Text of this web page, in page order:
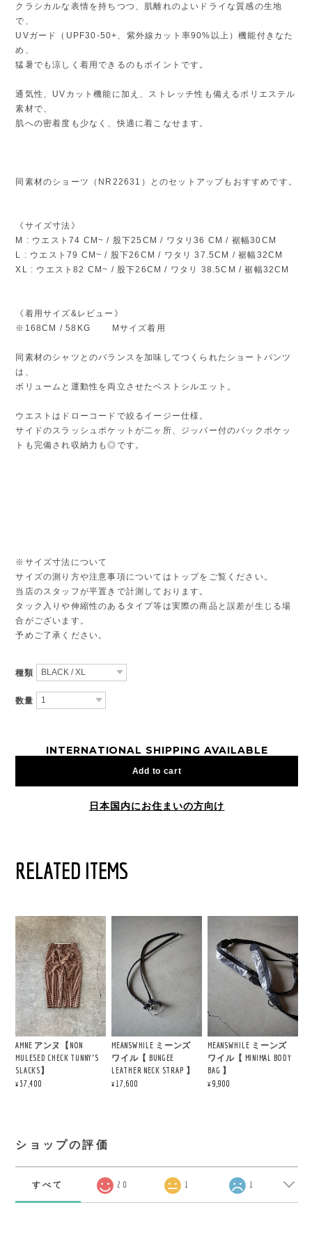
クラシカルな表情を持ちつつ、肌離れのよいドライな質感の生地
で、
UVガード（UPF30-50+、紫外線カット率90%以上）機能付きなた
め、
猛暑でも涼しく着用できるのもポイントです。
通気性、UVカット機能に加え、ストレッチ性も備えるポリエステル
素材で、
肌への密着度も少なく、快適に着こなせます。
同素材のショーツ（NR22631）とのセットアップもおすすめです。
《サイズ寸法》
M : ウエスト74 CM~ / 股下25CM / ワタリ36 CM / 裾幅30CM
L : ウエスト79 CM~ / 股下26CM / ワタリ 37.5CM / 裾幅32CM
XL : ウエスト82 CM~ / 股下26CM / ワタリ 38.5CM / 裾幅32CM
《着用サイズ&レビュー》
※168CM / 58KG Mサイズ着用
同素材のシャツとのバランスを加味してつくられたショートパンツ
は、
ボリュームと運動性を両立させたベストシルエット。
ウエストはドローコードで絞るイージー仕様。
サイドのスラッシュポケットが二ヶ所、ジッパー付のバックポケッ
トも完備され収納力も◎です。
※サイズ寸法について
サイズの測り方や注意事項についてはトップをご覧ください。
当店のスタッフが平置きで計測しております。
タック入りや伸縮性のあるタイプ等は実際の商品と誤差が生じる場
合がございます。
予めご了承ください。
種類
数量
INTERNATIONAL SHIPPING AVAILABLE
Add to cart
日本国内にお住まいの方向け
RELATED ITEMS
AMNE アンヌ【NON
MULESED CHECK TUNNY'S
SLACKS】
¥37,400
MEANSWHILE ミーンズ
ワイル【 BUNGEE
LEATHER NECK STRAP 】
¥17,600
MEANSWHILE ミーンズ
ワイル【 MINIMAL BODY
BAG 】
¥9,900
ショップの評価
すべて 20 1 1